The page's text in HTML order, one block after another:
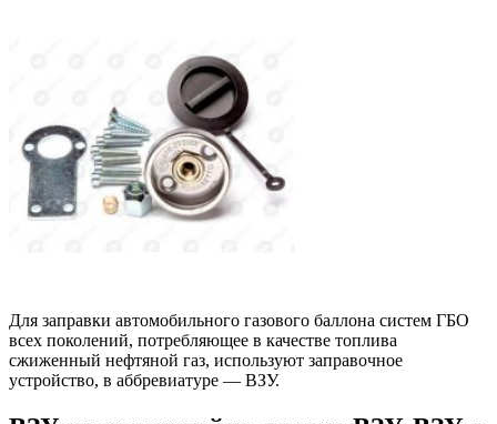
Для заправки автомобильного газового баллона систем ГБО
всех поколений, потребляющее в качестве топлива
сжиженный нефтяной газ, используют заправочное
устройство, в аббревиатуре — ВЗУ.